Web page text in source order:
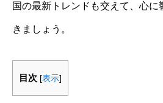
国の最新トレンドも交えて、心に
きましょう。
目次 [表示]